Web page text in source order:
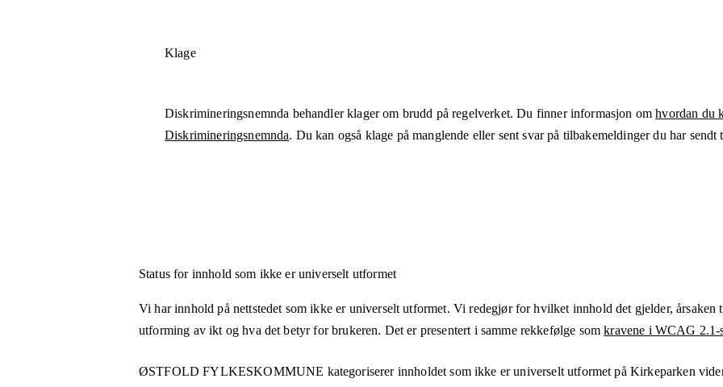
Klage
Diskrimineringsnemnda behandler klager om brudd på regelverket. Du finner informasjon omhvordan du
Diskrimineringsnemnda. Du kan også klage på manglende eller sent svar på tilbakemeldinger du har sendt
Status for innhold som ikke er universelt utformet
Vi har innhold på nettstedet som ikke er universelt utformet. Vi redegjør for hvilket innhold det gjelder,
utforming av ikt og hva det betyr for brukeren. Det er presentert i samme rekkefølge somkravene i WCAG 2.1-
ØSTFOLD FYLKESKOMMUNE kategoriserer innholdet som ikke er universelt utformet på Kirkeparken